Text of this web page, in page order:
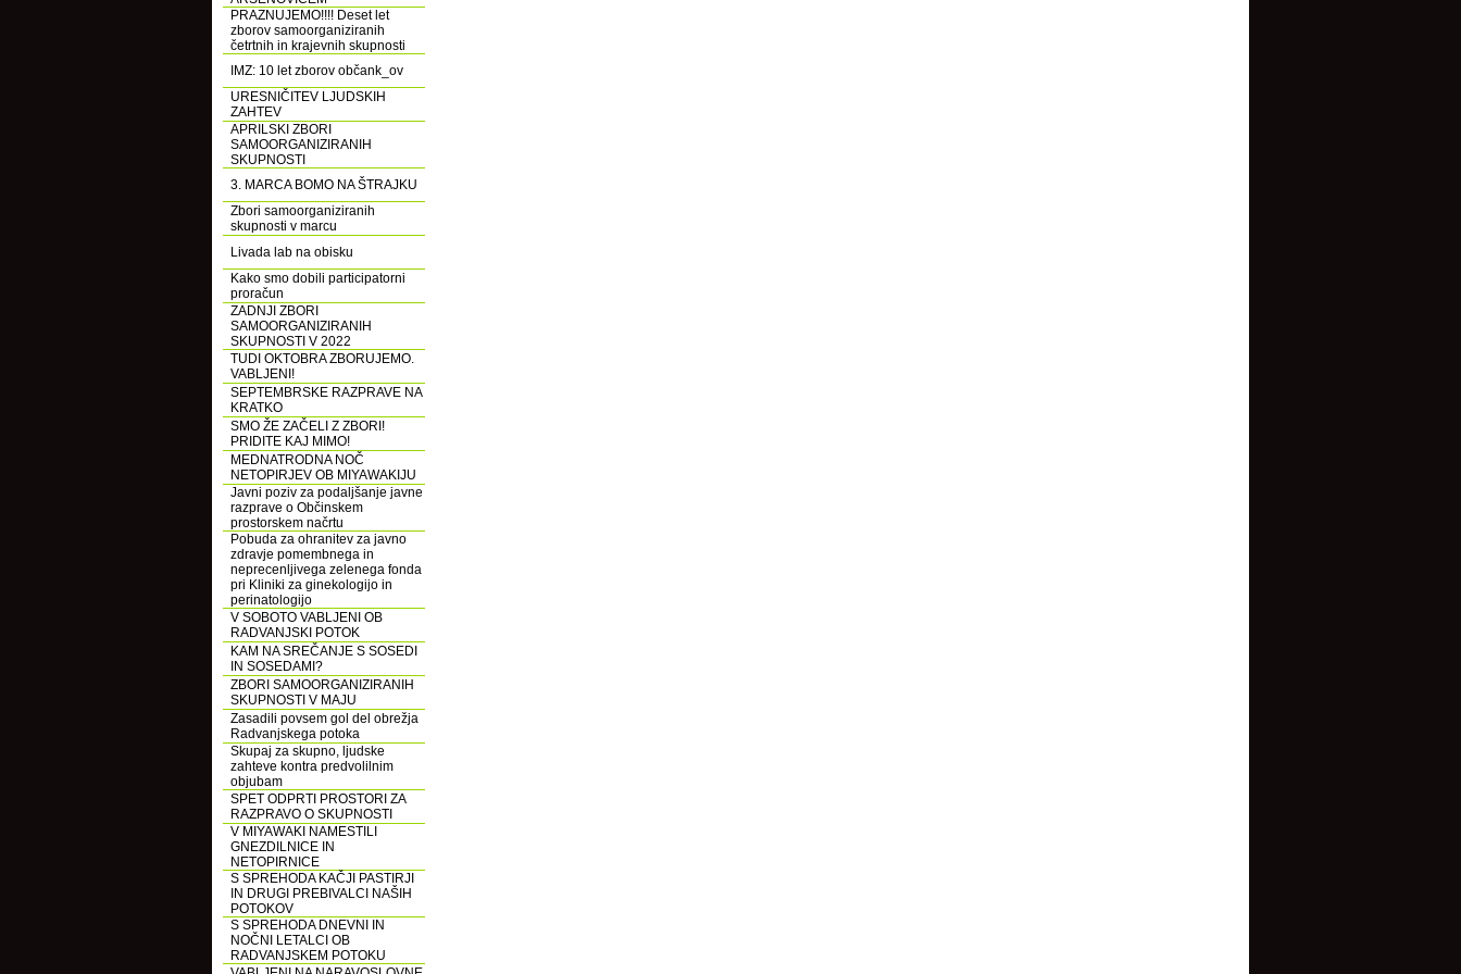
PRAZNUJEMO!!!! Deset let
zborov samoorganiziranih
četrtnih in krajevnih skupnosti
IMZ: 10 let zborov občank_ov
URESNIČITEV LJUDSKIH
ZAHTEV
APRILSKI ZBORI
SAMOORGANIZIRANIH
SKUPNOSTI
3. MARCA BOMO NA ŠTRAJKU
Zbori samoorganiziranih
skupnosti v marcu
Livada lab na obisku
Kako smo dobili participatorni
proračun
ZADNJI ZBORI
SAMOORGANIZIRANIH
SKUPNOSTI V 2022
TUDI OKTOBRA ZBORUJEMO.
VABLJENI!
SEPTEMBRSKE RAZPRAVE NA
KRATKO
SMO ŽE ZAČELI Z ZBORI!
PRIDITE KAJ MIMO!
MEDNATRODNA NOČ
NETOPIRJEV OB MIYAWAKIJU
Javni poziv za podaljšanje javne
razprave o Občinskem
prostorskem načrtu
Pobuda za ohranitev za javno
zdravje pomembnega in
neprecenljivega zelenega fonda
pri Kliniki za ginekologijo in
perinatologijo
V SOBOTO VABLJENI OB
RADVANJSKI POTOK
KAM NA SREČANJE S SOSEDI
IN SOSEDAMI?
ZBORI SAMOORGANIZIRANIH
SKUPNOSTI V MAJU
Zasadili povsem gol del obrežja
Radvanjskega potoka
Skupaj za skupno, ljudske
zahteve kontra predvolilnim
objubam
SPET ODPRTI PROSTORI ZA
RAZPRAVO O SKUPNOSTI
V MIYAWAKI NAMESTILI
GNEZDILNICE IN
NETOPIRNICE
S SPREHODA KAČJI PASTIRJI
IN DRUGI PREBIVALCI NAŠIH
POTOKOV
S SPREHODA DNEVNI IN
NOČNI LETALCI OB
RADVANJSKEM POTOKU